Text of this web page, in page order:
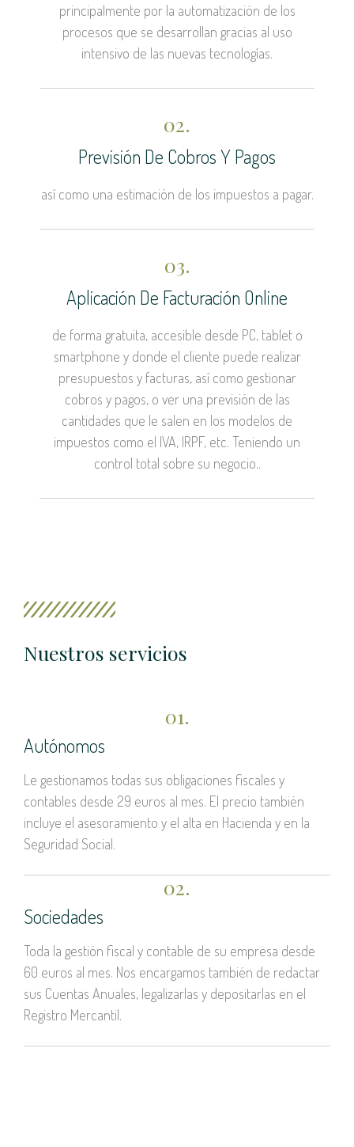
principalmente por la automatización de los
procesos que se desarrollan gracias al uso
intensivo de las nuevas tecnologías.
02.
Previsión De Cobros Y Pagos
así como una estimación de los impuestos a pagar.
03.
Aplicación De Facturación Online
de forma gratuita, accesible desde PC, tablet o
smartphone y donde el cliente puede realizar
presupuestos y facturas, así como gestionar
cobros y pagos, o ver una previsión de las
cantidades que le salen en los modelos de
impuestos como el IVA, IRPF, etc. Teniendo un
control total sobre su negocio..
Nuestros servicios
01.
Autónomos
Le gestionamos todas sus obligaciones fiscales y
contables desde 29 euros al mes. El precio también
incluye el asesoramiento y el alta en Hacienda y en la
Seguridad Social.
02.
Sociedades
Toda la gestión fiscal y contable de su empresa desde
60 euros al mes. Nos encargamos también de redactar
sus Cuentas Anuales, legalizarlas y depositarlas en el
Registro Mercantil.